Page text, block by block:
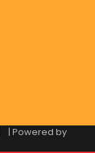
| Powered by